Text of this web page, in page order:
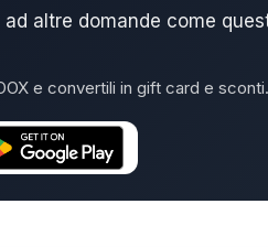
altre domande come
e convertili in gift card e sconti.